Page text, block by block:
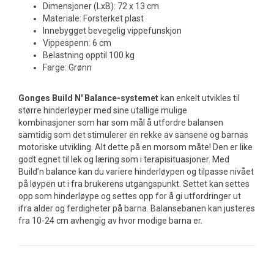
Dimensjoner (LxB): 72 x 13 cm
Materiale: Forsterket plast
Innebygget bevegelig vippefunskjon
Vippespenn: 6 cm
Belastning opptil 100 kg
Farge: Grønn
Gonges Build N' Balance-systemet kan enkelt utvikles til
større hinderløyper med sine utallige mulige
kombinasjoner som har som mål å utfordre balansen
samtidig som det stimulerer en rekke av sansene og barnas
motoriske utvikling. Alt dette på en morsom måte! Den er like
godt egnet til lek og læring som i terapisituasjoner. Med
Build’n balance kan du variere hinderløypen og tilpasse nivået
på løypen ut i fra brukerens utgangspunkt. Settet kan settes
opp som hinderløype og settes opp for å gi utfordringer ut
ifra alder og ferdigheter på barna. Balansebanen kan justeres
fra 10-24 cm avhengig av hvor modige barna er.